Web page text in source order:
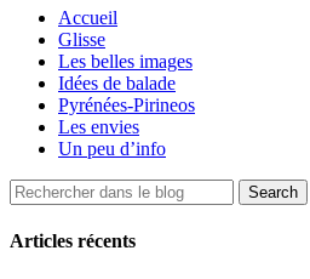
Accueil
Glisse
Les belles images
Idées de balade
Pyrénées-Pirineos
Les envies
Un peu d’info
Articles récents